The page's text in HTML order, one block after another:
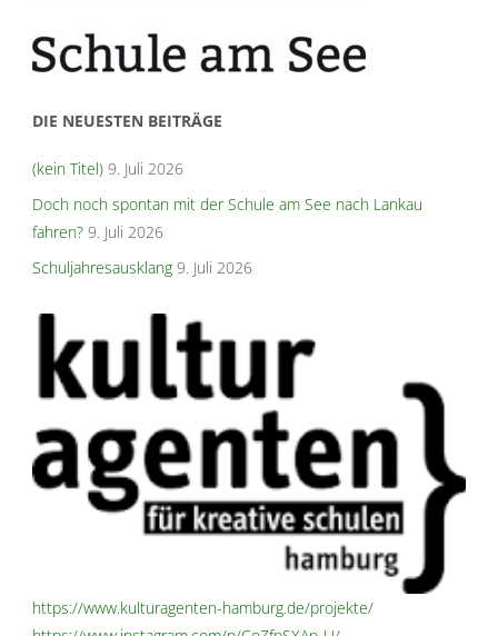
DIE NEUESTEN BEITRÄGE
(kein Titel) 9. Juli 2026
Doch noch spontan mit der Schule am See nach Lankau
fahren? 9. Juli 2026
Schuljahresausklang 9. Juli 2026
https://www.kulturagenten-hamburg.de/projekte/